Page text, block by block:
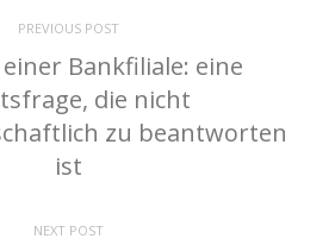
PREVIOUS POST
Bankfiliale: eine
die nicht
zu beantworten
ist
NEXT POST